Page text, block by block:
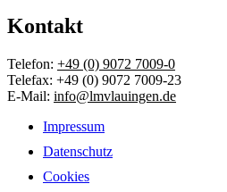
Kontakt
Telefon: +49 (0) 9072 7009-0
Telefax: +49 (0) 9072 7009-23
E-Mail: info@lmvlauingen.de
Impressum
Datenschutz
Cookies